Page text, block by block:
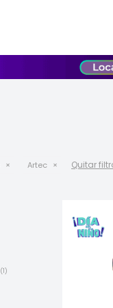
Artec Quitar
(1)